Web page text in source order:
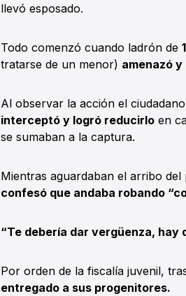
llevó esposado.
Todo comenzó cuando ladrón de
tratarse de un menor) amenazó
Al observar la acción el ciudadano
interceptó y logró reducirlo en
se sumaban a la captura.
Mientras aguardaban el arribo
confesó que andaba robando
“Te debería dar vergüenza, hay
Por orden de la fiscalía juvenil,
entregado a sus progenitores.